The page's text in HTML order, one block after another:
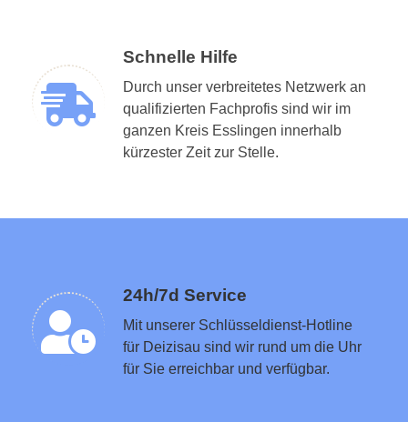
Schnelle Hilfe
Durch unser verbreitetes Netzwerk an
qualifizierten Fachprofis sind wir im
ganzen Kreis Esslingen innerhalb
kürzester Zeit zur Stelle.
24h/7d Service
Mit unserer Schlüsseldienst-Hotline
für Deizisau sind wir rund um die Uhr
für Sie erreichbar und verfügbar.
Schlüsseldienst in der Nähe vermitteln